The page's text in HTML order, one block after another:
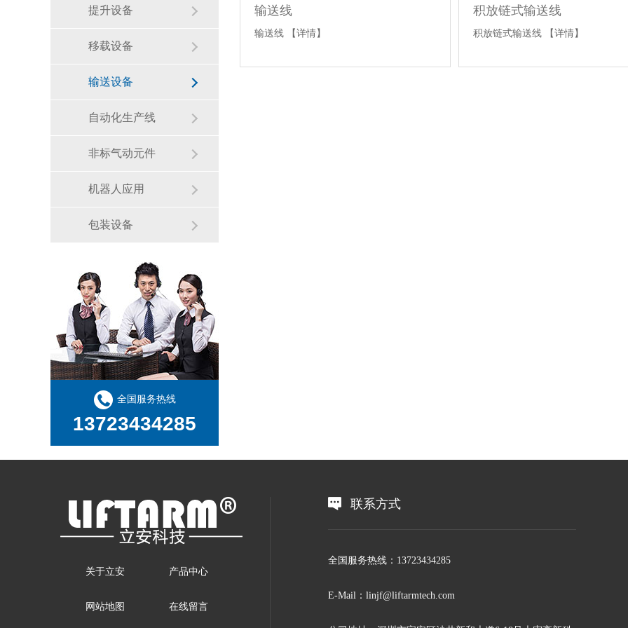
提升设备
移载设备
输送设备
自动化生产线
非标气动元件
机器人应用
包装设备
全国服务热线
13723434285
输送线
输送线 【详情】
积放链式输送线
积放链式输送线 【详情】
关于立安 产品中心
网站地图 在线留言
联系方式
全国服务热线：13723434285
E-Mail：linjf@liftarmtech.com